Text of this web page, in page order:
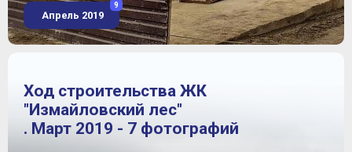
Апрель 2019
9
Ход строительства ЖК
"Измайловский лес"
. Март 2019 - 7 фотографий